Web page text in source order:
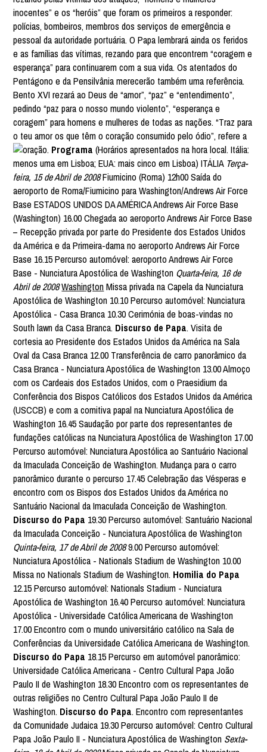
inocentes” e os “heróis” que foram os primeiros a responder:
polícias, bombeiros, membros dos serviços de emergência e
pessoal da autoridade portuária. O Papa lembrará ainda os feridos
e as famílias das vítimas, rezando para que encontrem “coragem e
esperança” para continuarem com a sua vida. Os atentados do
Pentágono e da Pensilvânia merecerão também uma referência.
Bento XVI rezará ao Deus de “amor”, “paz” e “entendimento”,
pedindo “paz para o nosso mundo violento”, “esperança e
coragem” para homens e mulheres de todas as nações. “Traz para
o teu amor os que têm o coração consumido pelo ódio”, refere a
oração. Programa (Horários apresentados na hora local. Itália:
menos uma em Lisboa; EUA: mais cinco em Lisboa) ITÁLIA Terça-
feira, 15 de Abril de 2008Fiumicino (Roma) 12h00 Saída do
aeroporto de Roma/Fiumicino para Washington/Andrews Air Force
Base ESTADOS UNIDOS DA AMÉRICA Andrews Air Force Base
(Washington) 16.00 Chegada ao aeroporto Andrews Air Force Base
– Recepção privada por parte do Presidente dos Estados Unidos
da América e da Primeira-dama no aeroporto Andrews Air Force
Base 16.15 Percurso automóvel: aeroporto Andrews Air Force
Base - Nunciatura Apostólica de Washington Quarta-feira, 16 de
Abril de 2008WashingtonMissa privada na Capela da Nunciatura
Apostólica de Washington 10.10 Percurso automóvel: Nunciatura
Apostólica - Casa Branca 10.30 Cerimónia de boas-vindas no
South lawn da Casa Branca. Discurso de Papa. Visita de
cortesia ao Presidente dos Estados Unidos da América na Sala
Oval da Casa Branca 12.00 Transferência de carro panorâmico da
Casa Branca - Nunciatura Apostólica de Washington 13.00 Almoço
com os Cardeais dos Estados Unidos, com o Praesidium da
Conferência dos Bispos Católicos dos Estados Unidos da América
(USCCB) e com a comitiva papal na Nunciatura Apostólica de
Washington 16.45 Saudação por parte dos representantes de
fundações católicas na Nunciatura Apostólica de Washington 17.00
Percurso automóvel: Nunciatura Apostólica ao Santuário Nacional
da Imaculada Conceição de Washington. Mudança para o carro
panorâmico durante o percurso 17.45 Celebração das Vésperas e
encontro com os Bispos dos Estados Unidos da América no
Santuário Nacional da Imaculada Conceição de Washington.
Discurso do Papa 19.30 Percurso automóvel: Santuário Nacional
da Imaculada Conceição - Nunciatura Apostólica de Washington
Quinta-feira, 17 de Abril de 20089.00 Percurso automóvel:
Nunciatura Apostólica - Nationals Stadium de Washington 10.00
Missa no Nationals Stadium de Washington. Homilia do Papa
12.15 Percurso automóvel: Nationals Stadium - Nunciatura
Apostólica de Washington 16.40 Percurso automóvel: Nunciatura
Apostólica - Universidade Católica Americana de Washington
17.00 Encontro com o mundo universitário católico na Sala de
Conferências da Universidade Católica Americana de Washington.
Discurso do Papa 18.15 Percurso em automóvel panorâmico:
Universidade Católica Americana - Centro Cultural Papa João
Paulo II de Washington 18.30 Encontro com os representantes de
outras religiões no Centro Cultural Papa João Paulo II de
Washington. Discurso do Papa. Encontro com representantes
da Comunidade Judaica 19.30 Percurso automóvel: Centro Cultural
Papa João Paulo II - Nunciatura Apostólica de Washington Sexta-